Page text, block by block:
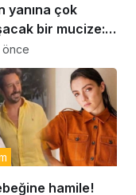
yanına çok
bir mucize:
tadında ıslak
tarifi…
önce
hamile!